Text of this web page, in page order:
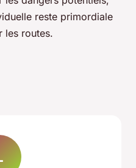
reste primordiale
les routes.